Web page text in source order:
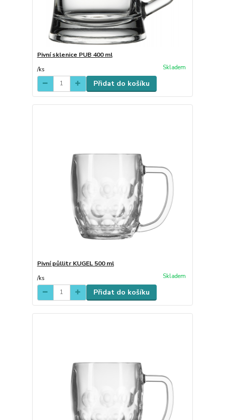
Pivní sklenice PUB 400 ml
/ks Skladem
Přidat do košíku
Pivní půllitr KUGEL 500 ml
/ks Skladem
Přidat do košíku